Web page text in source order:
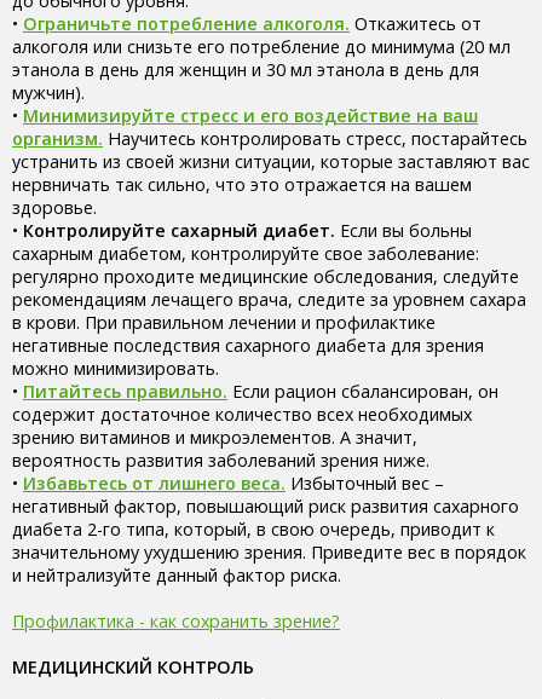
• Ограничьте потребление алкоголя. Откажитесь от
алкоголя или снизьте его потребление до минимума (20 мл
этанола в день для женщин и 30 мл этанола в день для
мужчин).
• Минимизируйте стресс и его воздействие на ваш
организм. Научитесь контролировать стресс, постарайтесь
устранить из своей жизни ситуации, которые заставляют вас
нервничать так сильно, что это отражается на вашем
здоровье.
• Контролируйте сахарный диабет. Если вы больны
сахарным диабетом, контролируйте свое заболевание:
регулярно проходите медицинские обследования, следуйте
рекомендациям лечащего врача, следите за уровнем сахара
в крови. При правильном лечении и профилактике
негативные последствия сахарного диабета для зрения
можно минимизировать.
• Питайтесь правильно. Если рацион сбалансирован, он
содержит достаточное количество всех необходимых
зрению витаминов и микроэлементов. А значит,
вероятность развития заболеваний зрения ниже.
• Избавьтесь от лишнего веса. Избыточный вес –
негативный фактор, повышающий риск развития сахарного
диабета 2-го типа, который, в свою очередь, приводит к
значительному ухудшению зрения. Приведите вес в порядок
и нейтрализуйте данный фактор риска.
Профилактика - как сохранить зрение?
МЕДИЦИНСКИЙ КОНТРОЛЬ